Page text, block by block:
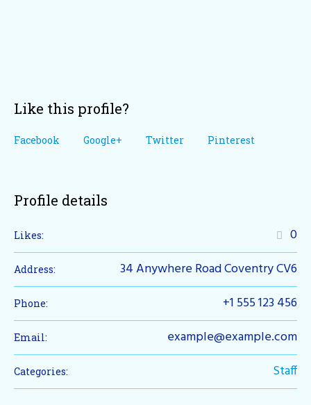
Like this profile?
Facebook Google+ Twitter Pinterest
Profile details
Likes: 0
Address: 34 Anywhere Road Coventry CV6
Phone: +1 555 123 456
Email: example@example.com
Categories: Staff